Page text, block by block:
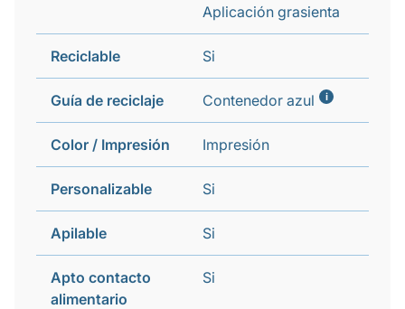
Aplicación grasienta
Reciclable Si
Guía de reciclaje Contenedor azul i
Color / Impresión Impresión
Personalizable Si
Apilable Si
Apto contacto
alimentario
Si